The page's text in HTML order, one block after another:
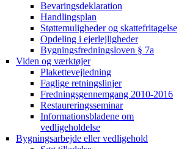
Bevaringsdeklaration
Handlingsplan
Støttemuligheder og skattefritagelse
Opdeling i ejerlejligheder
Bygningsfredningsloven § 7a
Viden og værktøjer
Plakettevejledning
Faglige retningslinjer
Fredningsgennemgang 2010-2016
Restaureringsseminar
Informationsbladene om
vedligeholdelse
Bygningsarbejde eller vedligehold